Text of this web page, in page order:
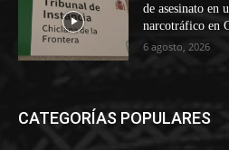
de asesinato en
narcotráfico en
6 agosto, 2026
CATEGORÍAS POPULARES